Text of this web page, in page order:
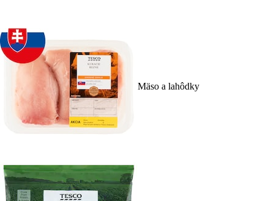
Mäso a lahôdky